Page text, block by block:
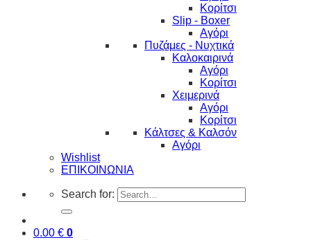
Κορίτσι
Slip - Boxer
Αγόρι
Πυζάμες - Νυχτικά
Καλοκαιρινά
Αγόρι
Κορίτσι
Χειμερινά
Αγόρι
Κορίτσι
Κάλτσες & Καλσόν
Αγόρι
Wishlist
ΕΠΙΚΟΙΝΩΝΙΑ
Search for:
0.00 € 0